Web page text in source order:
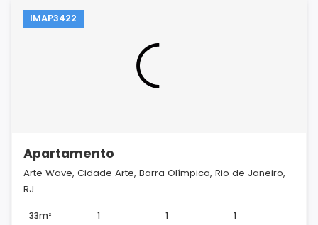
IMAP3422
Apartamento
Arte Wave, Cidade Arte, Barra Olímpica, Rio de Janeiro,
RJ
33m² 1 1 1